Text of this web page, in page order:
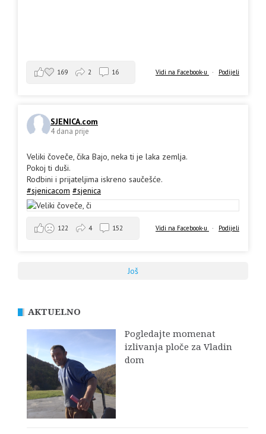
Vidi na Facebook-u · Podijeli
169 2 16
SJENICA.com
4 dana prije
Veliki čoveče, čika Bajo, neka ti je laka zemlja.
Pokoj ti duši.
Rodbini i prijateljima iskreno saučešće.
#sjenicacom #sjenica
Vidi na Facebook-u · Podijeli
122 4 152
Još
AKTUELNO
Pogledajte momenat
izlivanja ploče za Vladin
dom